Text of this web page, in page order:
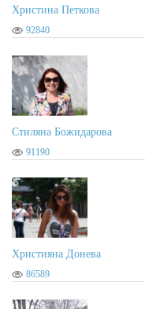
2023-05-27 16:59:57
Гласувам за Вида Георгиева
2023-05-27 14:01:07
УСПЕХ!
Христина Петкова
92840
Стиляна Божидарова
91190
Християна Донева
86589